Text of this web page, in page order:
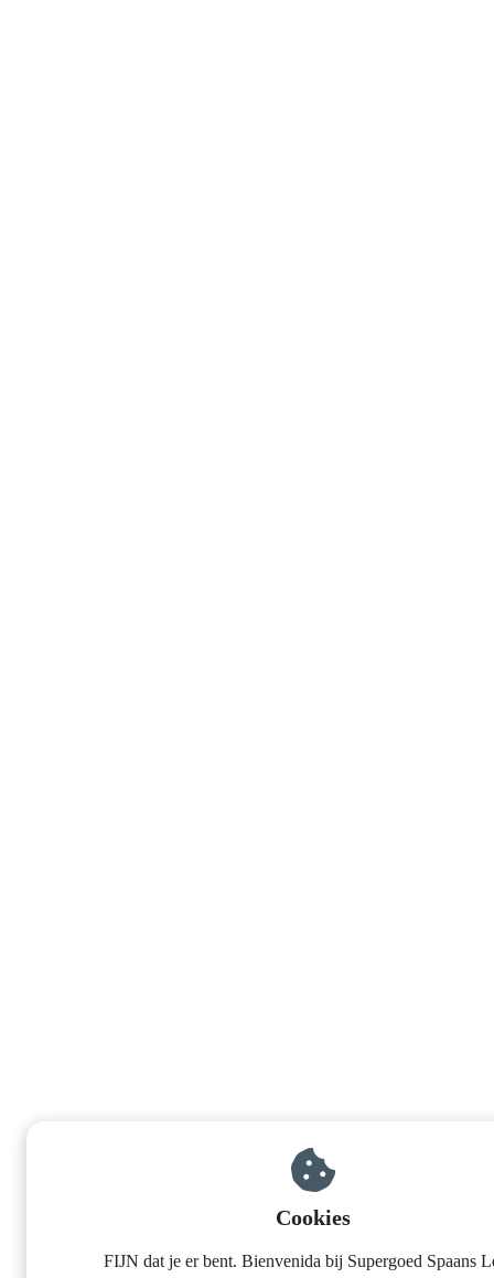
Cookies
FIJN dat je er bent. Bienvenida bij Supergoed Spaans